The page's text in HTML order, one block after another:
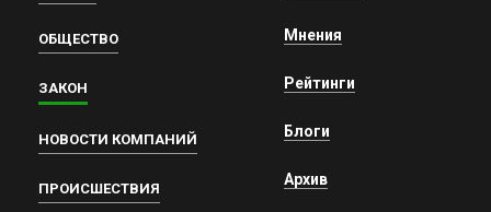
ОБЩЕСТВО
ЗАКОН
НОВОСТИ КОМПАНИЙ
ПРОИСШЕСТВИЯ
Мнения
Рейтинги
Блоги
Архив